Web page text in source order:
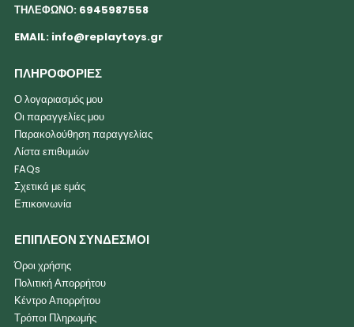
ΤΗΛΕΦΩΝΟ: 6945987558
EMAIL: info@replaytoys.gr
ΠΛΗΡΟΦΟΡΙΕΣ
Ο λογαριασμός μου
Οι παραγγελίες μου
Παρακολούθηση παραγγελίας
Λίστα επιθυμιών
FAQs
Σχετικά με εμάς
Επικοινωνία
ΕΠΙΠΛΕΟΝ ΣΥΝΔΕΣΜΟΙ
Όροι χρήσης
Πολιτική Απορρήτου
Κέντρο Απορρήτου
Τρόποι Πληρωμής